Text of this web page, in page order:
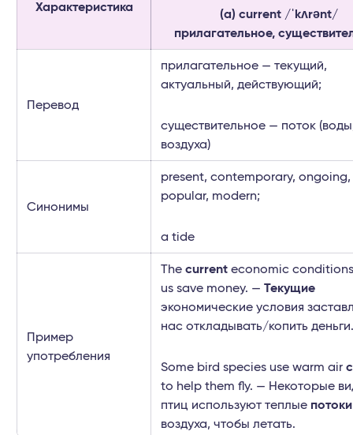
Характеристика
(a) current /ˈkʌrənt/
прилагательное,
Перевод
прилагательное — текущий,
актуальный, действующий;
существительное — поток
воздуха)
Синонимы
present, contemporary, ongoing,
popular, modern;
a tide
Пример
употребления
The current economic
us save money. — Текущие
экономические условия
нас откладывать/копить деньги.
Some bird species use warm air
to help them fly. — Некоторые
птиц используют теплые потоки
воздуха, чтобы летать.